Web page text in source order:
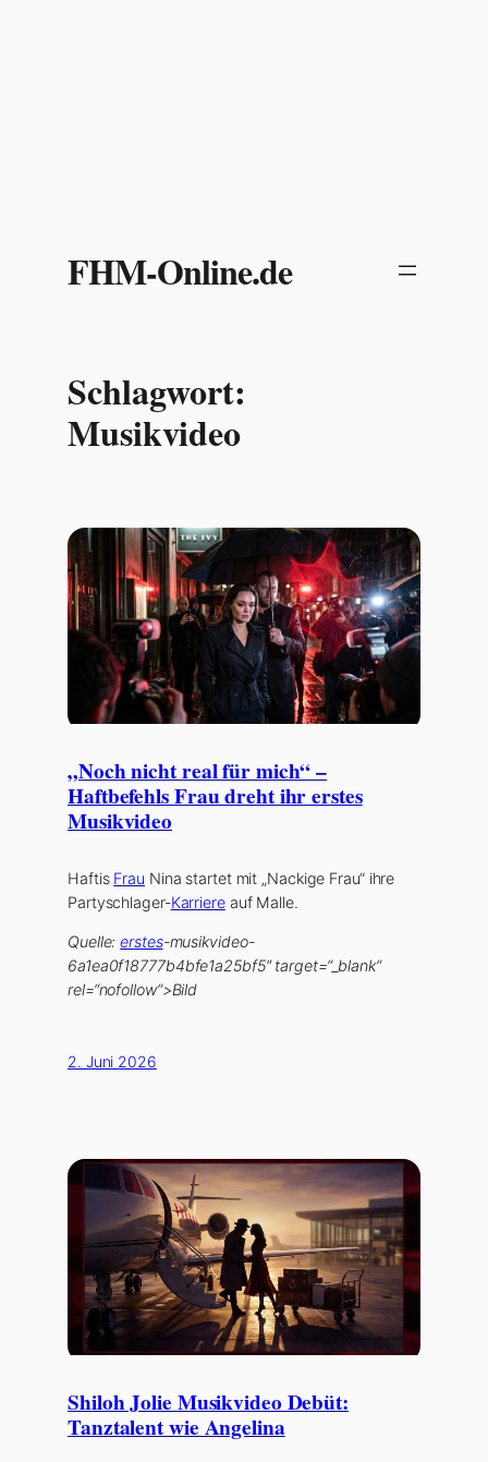
springenFHM-Online.de
Schlagwort:
Musikvideo
„Noch nicht real für mich“ –
Haftbefehls Frau dreht ihr erstes
Musikvideo
Haftis Frau Nina startet mit „Nackige Frau“ ihre
Partyschlager-Karriereauf Malle.
Quelle:erstes-musikvideo-
6a1ea0f18777b4bfe1a25bf5″ target=“_blank“
rel=“nofollow“>Bild
2. Juni 2026
Shiloh Jolie Musikvideo Debüt:
Tanztalent wie Angelina